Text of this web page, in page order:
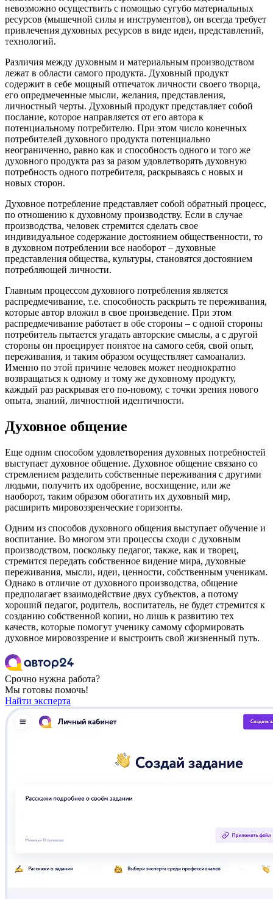
невозможно осуществить с помощью сугубо материальных
ресурсов (мышечной силы и инструментов), он всегда требует
привлечения духовных ресурсов в виде идеи, представлений,
технологий.
Различия между духовным и материальным производством
лежат в области самого продукта. Духовный продукт
содержит в себе мощный отпечаток личности своего творца,
его опредмеченные мысли, желания, представления,
личностный черты. Духовный продукт представляет собой
послание, которое направляется от его автора к
потенциальному потребителю. При этом число конечных
потребителей духовного продукта потенциально
неограниченно, равно как и способность одного и того же
духовного продукта раз за разом удовлетворять духовную
потребность одного потребителя, раскрываясь с новых и
новых сторон.
Духовное потребление представляет собой обратный процесс,
по отношению к духовному производству. Если в случае
производства, человек стремится сделать свое
индивидуальное содержание достоянием общественности, то
в духовном потреблении все наоборот – духовные
представления общества, культуры, становятся достоянием
потребляющей личности.
Главным процессом духовного потребления является
распредмечивание, т.е. способность раскрыть те переживания,
которые автор вложил в свое произведение. При этом
распредмечивание работает в обе стороны – с одной стороны
потребитель пытается угадать авторские смыслы, а с другой
стороны он проецирует понятое на самого себя, свой опыт,
переживания, и таким образом осуществляет самоанализ.
Именно по этой причине человек может неоднократно
возвращаться к одному и тому же духовному продукту,
каждый раз раскрывая его по-новому, с точки зрения нового
опыта, знаний, личностной идентичности.
Духовное общение
Еще одним способом удовлетворения духовных потребностей
выступает духовное общение. Духовное общение связано со
стремлением разделить собственные переживания с другими
людьми, получить их одобрение, восхищение, или же
наоборот, таким образом обогатить их духовный мир,
расширить мировоззренческие горизонты.
Одним из способов духовного общения выступает обучение и
воспитание. Во многом эти процессы сходи с духовным
производством, поскольку педагог, также, как и творец,
стремится передать собственное видение мира, духовные
переживания, мысли, идеи, ценности, собственным ученикам.
Однако в отличие от духовного производства, общение
предполагает взаимодействие двух субъектов, а потому
хороший педагог, родитель, воспитатель, не будет стремится к
созданию собственной копии, но лишь к развитию тех
качеств, которые помогут ученику самому сформировать
духовное мировоззрение и выстроить свой жизненный путь.
Срочно нужна работа?
Мы готовы помочь!
Найти эксперта